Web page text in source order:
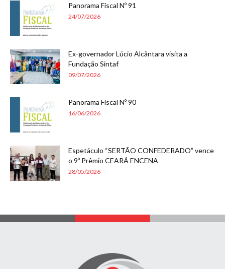
Panorama Fiscal Nº 91
24/07/2026
Ex-governador Lúcio Alcântara visita a
Fundação Sintaf
09/07/2026
Panorama Fiscal Nº 90
16/06/2026
Espetáculo “SERTÃO CONFEDERADO” vence
o 9º Prêmio CEARÁ ENCENA
28/05/2026